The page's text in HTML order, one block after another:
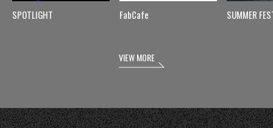
SPOTLIGHT FabCafe SUMMER
VIEW MORE